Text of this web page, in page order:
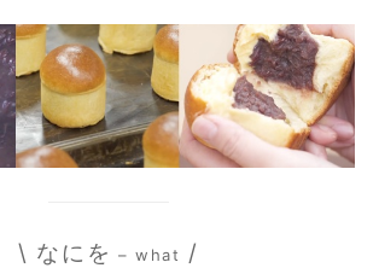
\ なにを – what /